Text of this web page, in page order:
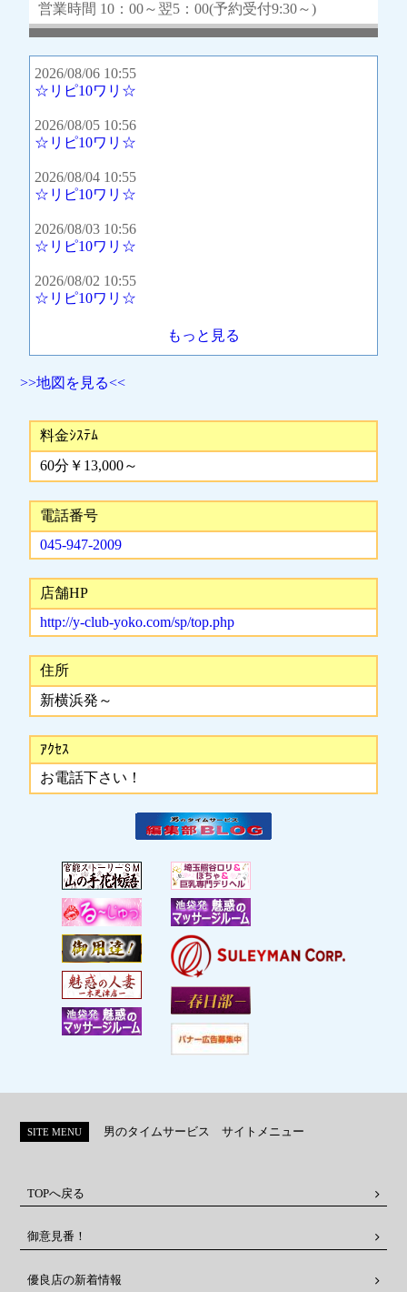
営業時間 10：00～翌5：00(予約受付9:30～)
2026/08/06 10:55
☆リピ10ワリ☆
2026/08/05 10:56
☆リピ10ワリ☆
2026/08/04 10:55
☆リピ10ワリ☆
2026/08/03 10:56
☆リピ10ワリ☆
2026/08/02 10:55
☆リピ10ワリ☆
もっと見る
>>地図を見る<<
料金ｼｽﾃﾑ
60分￥13,000～
電話番号
045-947-2009
店舗HP
http://y-club-yoko.com/sp/top.php
住所
新横浜発～
ｱｸｾｽ
お電話下さい！
SITE MENU 男のタイムサービス サイトメニュー
TOPへ戻る
御意見番！
優良店の新着情報